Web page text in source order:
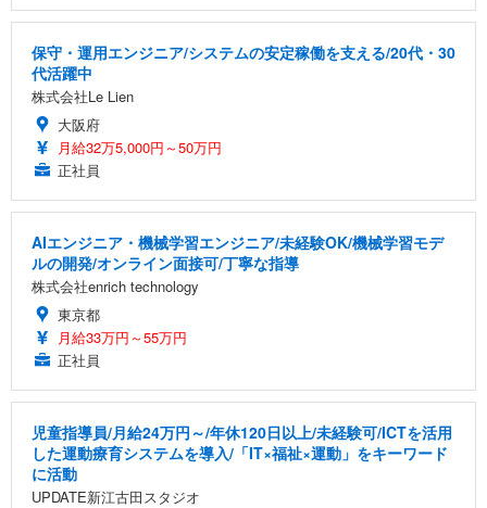
保守・運用エンジニア/システムの安定稼働を支える/20代・30
代活躍中
株式会社Le Lien
大阪府
月給32万5,000円～50万円
正社員
AIエンジニア・機械学習エンジニア/未経験OK/機械学習モデ
ルの開発/オンライン面接可/丁寧な指導
株式会社enrich technology
東京都
月給33万円～55万円
正社員
児童指導員/月給24万円～/年休120日以上/未経験可/ICTを活用
した運動療育システムを導入/「IT×福祉×運動」をキーワード
に活動
UPDATE新江古田スタジオ